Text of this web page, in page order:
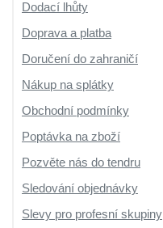
Dodací lhůty
Doprava a platba
Doručení do zahraničí
Nákup na splátky
Obchodní podmínky
Poptávka na zboží
Pozvěte nás do tendru
Sledování objednávky
Slevy pro profesní skupiny